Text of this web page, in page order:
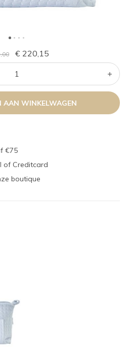
€ 220,15
AAN WINKELWAGEN
€75
of Creditcard
boutique